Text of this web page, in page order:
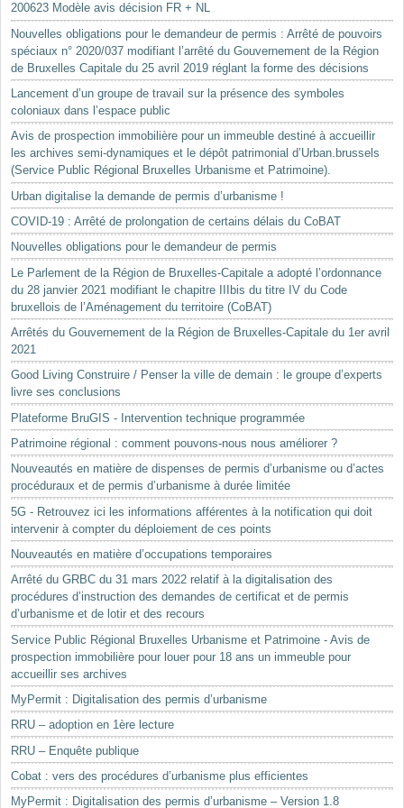
200623 Modèle avis décision FR + NL
Nouvelles obligations pour le demandeur de permis : Arrêté de pouvoirs
spéciaux n° 2020/037 modifiant l’arrêté du Gouvernement de la Région
de Bruxelles Capitale du 25 avril 2019 réglant la forme des décisions
Lancement d’un groupe de travail sur la présence des symboles
coloniaux dans l’espace public
Avis de prospection immobilière pour un immeuble destiné à accueillir
les archives semi-dynamiques et le dépôt patrimonial d’Urban.brussels
(Service Public Régional Bruxelles Urbanisme et Patrimoine).
Urban digitalise la demande de permis d’urbanisme !
COVID-19 : Arrêté de prolongation de certains délais du CoBAT
Nouvelles obligations pour le demandeur de permis
Le Parlement de la Région de Bruxelles-Capitale a adopté l’ordonnance
du 28 janvier 2021 modifiant le chapitre IIIbis du titre IV du Code
bruxellois de l’Aménagement du territoire (CoBAT)
Arrêtés du Gouvernement de la Région de Bruxelles-Capitale du 1er avril
2021
Good Living Construire / Penser la ville de demain : le groupe d’experts
livre ses conclusions
Plateforme BruGIS - Intervention technique programmée
Patrimoine régional : comment pouvons-nous nous améliorer ?
Nouveautés en matière de dispenses de permis d’urbanisme ou d’actes
procéduraux et de permis d’urbanisme à durée limitée
5G - Retrouvez ici les informations afférentes à la notification qui doit
intervenir à compter du déploiement de ces points
Nouveautés en matière d’occupations temporaires
Arrêté du GRBC du 31 mars 2022 relatif à la digitalisation des
procédures d’instruction des demandes de certificat et de permis
d’urbanisme et de lotir et des recours
Service Public Régional Bruxelles Urbanisme et Patrimoine - Avis de
prospection immobilière pour louer pour 18 ans un immeuble pour
accueillir ses archives
MyPermit : Digitalisation des permis d’urbanisme
RRU – adoption en 1ère lecture
RRU – Enquête publique
Cobat : vers des procédures d’urbanisme plus efficientes
MyPermit : Digitalisation des permis d’urbanisme – Version 1.8